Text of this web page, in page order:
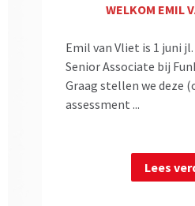
WELKOM EMIL
Emil van Vliet is 1 juni
Senior Associate bij
Graag stellen we deze
assessment ...
Lees